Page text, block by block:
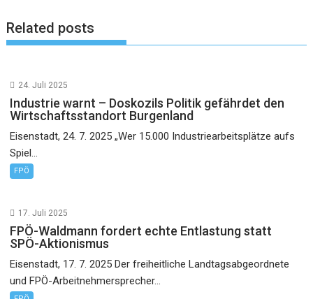
Related posts
24. Juli 2025
Industrie warnt – Doskozils Politik gefährdet den
Wirtschaftsstandort Burgenland
Eisenstadt, 24. 7. 2025 „Wer 15.000 Industriearbeitsplätze aufs
Spiel...
FPÖ
17. Juli 2025
FPÖ-Waldmann fordert echte Entlastung statt
SPÖ-Aktionismus
Eisenstadt, 17. 7. 2025 Der freiheitliche Landtagsabgeordnete
und FPÖ-Arbeitnehmersprecher...